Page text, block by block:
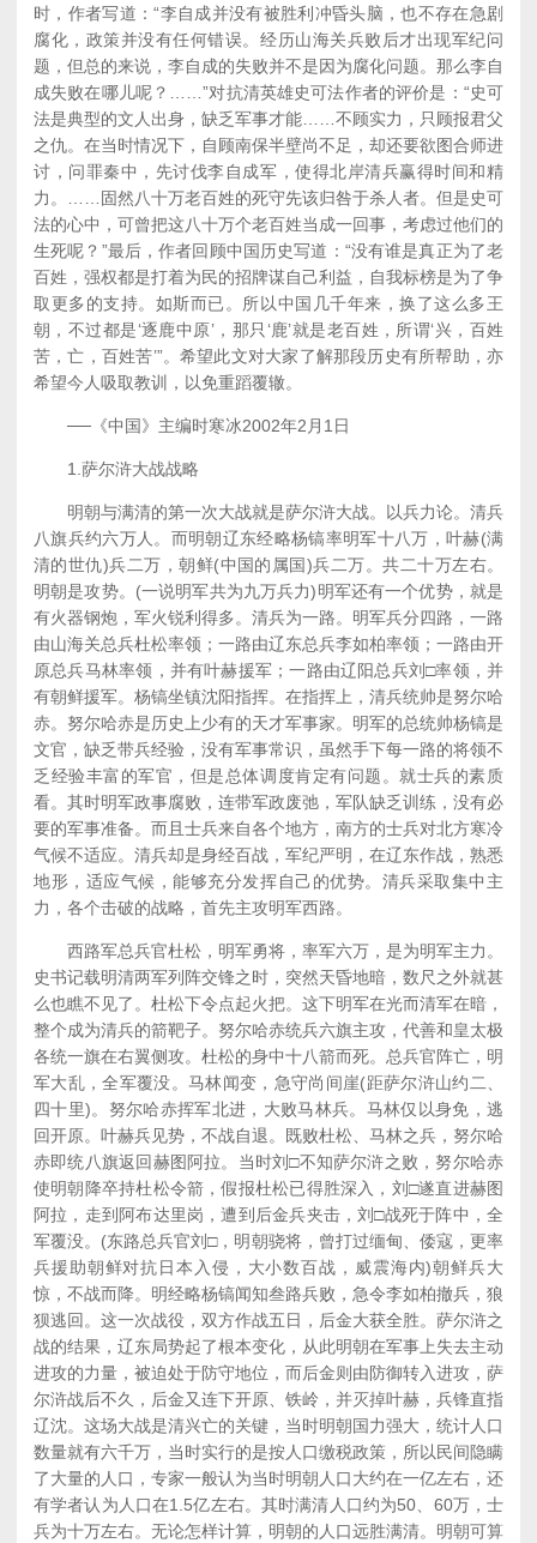
时，作者写道：“李自成并没有被胜利冲昏头脑，也不存在急剧
腐化，政策并没有任何错误。经历山海关兵败后才出现军纪问
题，但总的来说，李自成的失败并不是因为腐化问题。那么李自
成失败在哪儿呢？……”对抗清英雄史可法作者的评价是：“史可
法是典型的文人出身，缺乏军事才能……不顾实力，只顾报君父
之仇。在当时情况下，自顾南保半壁尚不足，却还要欲图合师进
讨，问罪秦中，先讨伐李自成军，使得北岸清兵赢得时间和精
力。……固然八十万老百姓的死守先该归咎于杀人者。但是史可
法的心中，可曾把这八十万个老百姓当成一回事，考虑过他们的
生死呢？”最后，作者回顾中国历史写道：“没有谁是真正为了老
百姓，强权都是打着为民的招牌谋自己利益，自我标榜是为了争
取更多的支持。如斯而已。所以中国几千年来，换了这么多王
朝，不过都是‘逐鹿中原’，那只‘鹿’就是老百姓，所谓‘兴，百姓
苦，亡，百姓苦’”。希望此文对大家了解那段历史有所帮助，亦
希望今人吸取教训，以免重蹈覆辙。
──《中国》主编时寒冰2002年2月1日
1.萨尔浒大战战略
明朝与满清的第一次大战就是萨尔浒大战。以兵力论。清兵
八旗兵约六万人。而明朝辽东经略杨镐率明军十八万，叶赫(满
清的世仇)兵二万，朝鲜(中国的属国)兵二万。共二十万左右。
明朝是攻势。(一说明军共为九万兵力)明军还有一个优势，就是
有火器钢炮，军火锐利得多。清兵为一路。明军兵分四路，一路
由山海关总兵杜松率领；一路由辽东总兵李如柏率领；一路由开
原总兵马林率领，并有叶赫援军；一路由辽阳总兵刘□率领，并
有朝鲜援军。杨镐坐镇沈阳指挥。在指挥上，清兵统帅是努尔哈
赤。努尔哈赤是历史上少有的天才军事家。明军的总统帅杨镐是
文官，缺乏带兵经验，没有军事常识，虽然手下每一路的将领不
乏经验丰富的军官，但是总体调度肯定有问题。就士兵的素质
看。其时明军政事腐败，连带军政废弛，军队缺乏训练，没有必
要的军事准备。而且士兵来自各个地方，南方的士兵对北方寒冷
气候不适应。清兵却是身经百战，军纪严明，在辽东作战，熟悉
地形，适应气候，能够充分发挥自己的优势。清兵采取集中主
力，各个击破的战略，首先主攻明军西路。
西路军总兵官杜松，明军勇将，率军六万，是为明军主力。
史书记载明清两军列阵交锋之时，突然天昏地暗，数尺之外就甚
么也瞧不见了。杜松下令点起火把。这下明军在光而清军在暗，
整个成为清兵的箭靶子。努尔哈赤统兵六旗主攻，代善和皇太极
各统一旗在右翼侧攻。杜松的身中十八箭而死。总兵官阵亡，明
军大乱，全军覆没。马林闻变，急守尚间崖(距萨尔浒山约二、
四十里)。努尔哈赤挥军北进，大败马林兵。马林仅以身免，逃
回开原。叶赫兵见势，不战自退。既败杜松、马林之兵，努尔哈
赤即统八旗返回赫图阿拉。当时刘□不知萨尔浒之败，努尔哈赤
使明朝降卒持杜松令箭，假报杜松已得胜深入，刘□遂直进赫图
阿拉，走到阿布达里岗，遭到后金兵夹击，刘□战死于阵中，全
军覆没。(东路总兵官刘□，明朝骁将，曾打过缅甸、倭寇，更率
兵援助朝鲜对抗日本入侵，大小数百战，威震海内)朝鲜兵大
惊，不战而降。明经略杨镐闻知叁路兵败，急令李如柏撤兵，狼
狈逃回。这一次战役，双方作战五日，后金大获全胜。萨尔浒之
战的结果，辽东局势起了根本变化，从此明朝在军事上失去主动
进攻的力量，被迫处于防守地位，而后金则由防御转入进攻，萨
尔浒战后不久，后金又连下开原、铁岭，并灭掉叶赫，兵锋直指
辽沈。这场大战是清兴亡的关键，当时明朝国力强大，统计人口
数量就有六千万，当时实行的是按人口缴税政策，所以民间隐瞒
了大量的人口，专家一般认为当时明朝人口大约在一亿左右，还
有学者认为人口在1.5亿左右。其时满清人口约为50、60万，士
兵为十万左右。无论怎样计算，明朝的人口远胜满清。明朝可算